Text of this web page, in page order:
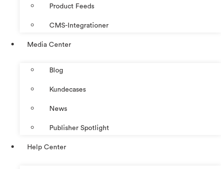
Product Feeds
CMS-Integrationer
Media Center
Blog
Kundecases
News
Publisher Spotlight
Help Center